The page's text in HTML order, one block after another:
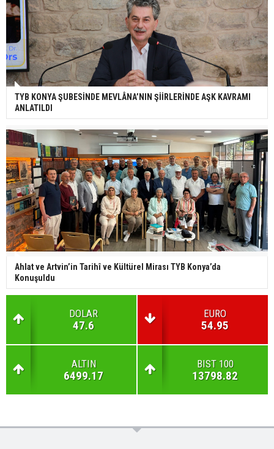
TYB KONYA ŞUBESİNDE MEVLÂNA’NIN ŞİİRLERİNDE AŞK KAVRAMI
ANLATILDI
Ahlat ve Artvin’in Tarihî ve Kültürel Mirası TYB Konya’da
Konuşuldu
DOLAR
47.6
EURO
54.95
ALTIN
6499.17
BIST 100
13798.82